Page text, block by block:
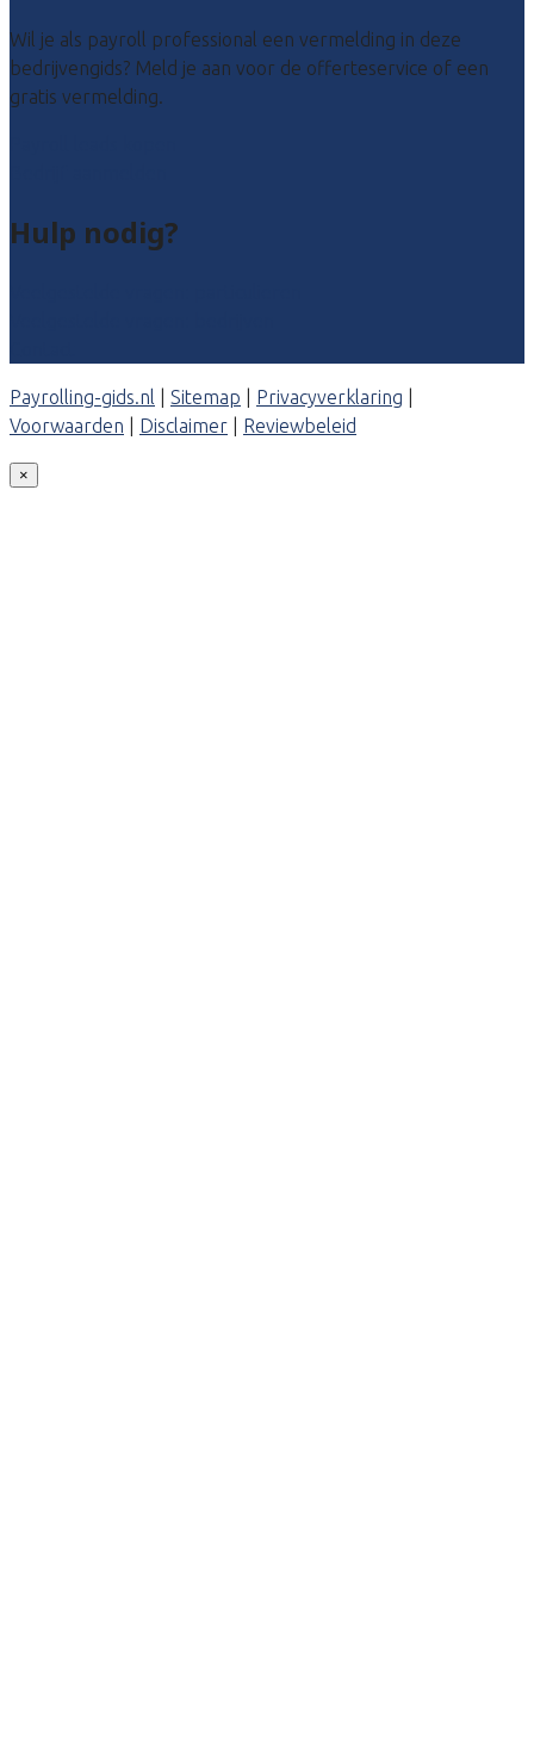
Wil je als payroll professional een vermelding in deze
bedrijvengids? Meld je aan voor de offerteservice of een
gratis vermelding.
Hulp nodig?
Payrolling-gids.nl Sitemap Privacyverklaring
Voorwaarden
Disclaimer Reviewbeleid
×